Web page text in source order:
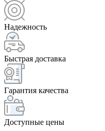
Надежность
Быстрая доставка
Гарантия качества
Доступные цены